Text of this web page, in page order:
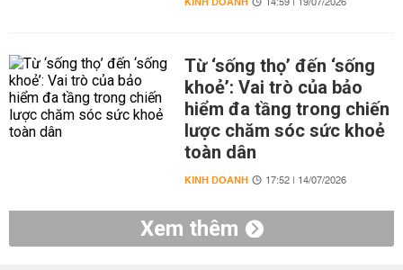
Từ ‘sống thọ’ đến ‘sống
khoẻ’: Vai trò của bảo
hiểm đa tầng trong chiến
lược chăm sóc sức khoẻ
toàn dân
KINH DOANH 17:52 | 14/07/2026
Xem thêm